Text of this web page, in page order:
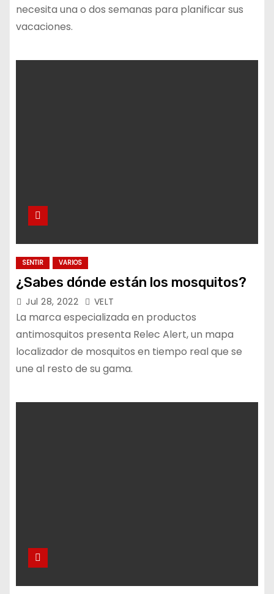
necesita una o dos semanas para planificar sus
vacaciones.
SENTIR VARIOS
¿Sabes dónde están los mosquitos?
Jul 28, 2022 VELT
La marca especializada en productos
antimosquitos presenta Relec Alert, un mapa
localizador de mosquitos en tiempo real que se
une al resto de su gama.